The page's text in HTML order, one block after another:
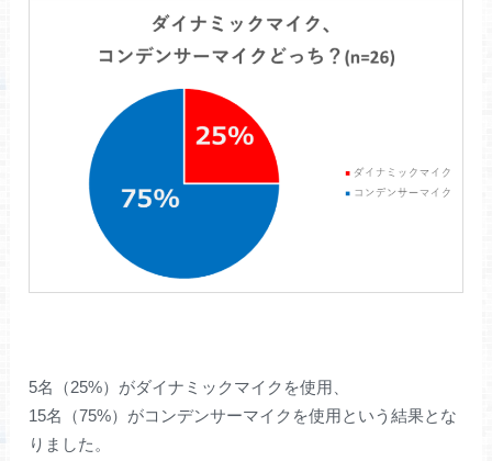
5名（25%）がダイナミックマイクを使用、
15名（75%）がコンデンサーマイクを使用という結果とな
りました。